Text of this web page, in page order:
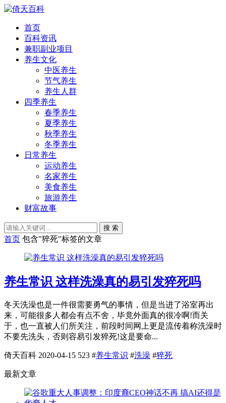
首页
百科资讯
兼职副业项目
养生文化
中医养生
节气养生
养生人群
四季养生
春季养生
夏季养生
秋季养生
冬季养生
日常养生
运动养生
名家养生
美食养生
旅游养生
财富故事
搜 索
首页 包含"猝死"标签的文章
养生常识 这样洗澡真的易引发猝死吗
冬天洗澡也是一件很需要勇气的事情，但是当进了浴室再出
来，可能很多人都会有点不舍，毕竟外面真的很冷啊!而关
于，也一直被人们所关注，前段时间网上更是流传着称洗澡时
不要先洗头，否则容易引发猝死!这是要命...
倚天百科 2020-04-15 523 #养生常识 #洗澡 #猝死
最新文章